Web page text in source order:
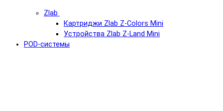
Zlab
Картриджи Zlab Z-Colors Mini
Устройства Zlab Z-Land Mini
POD-системы